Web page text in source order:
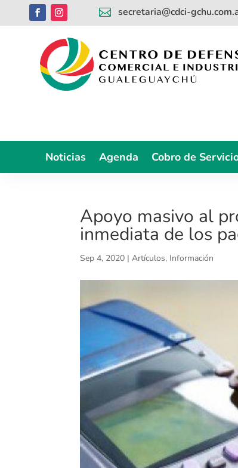
 secretaria@cdci-
Noticias Agenda Cobro de
Apoyo masivo al
inmediata de los
Sep 4, 2020 |Artículos, Información